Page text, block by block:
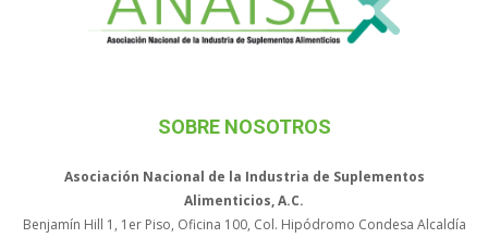
SOBRE NOSOTROS
Asociación Nacional de la Industria de Suplementos
Alimenticios, A.C.
Benjamín Hill 1, 1er Piso, Oficina 100, Col. Hipódromo Condesa Alcaldía